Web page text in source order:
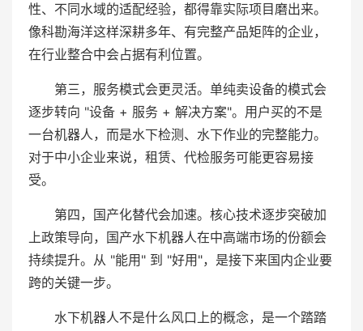
性、不同水域的适配经验，都得靠实际项目磨出来。
像科勘海洋这样深耕多年、有完整产品矩阵的企业，
在行业整合中会占据有利位置。
第三，服务模式会更灵活。单纯卖设备的模式会
逐步转向 "设备 + 服务 + 解决方案"。用户买的不是
一台机器人，而是水下检测、水下作业的完整能力。
对于中小企业来说，租赁、代检服务可能更容易接
受。
第四，国产化替代会加速。核心技术逐步突破加
上政策导向，国产水下机器人在中高端市场的份额会
持续提升。从 "能用" 到 "好用"，是接下来国内企业要
跨的关键一步。
水下机器人不是什么风口上的概念，是一个踏踏